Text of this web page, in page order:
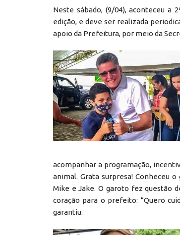
Neste sábado, (9/04), aconteceu a
edição, e deve ser realizada
apoio da Prefeitura, por meio da
acompanhar a programação,
animal. Grata surpresa! Conheceu
Mike e Jake. O garoto fez questão
coração para o prefeito: “Quero
garantiu.